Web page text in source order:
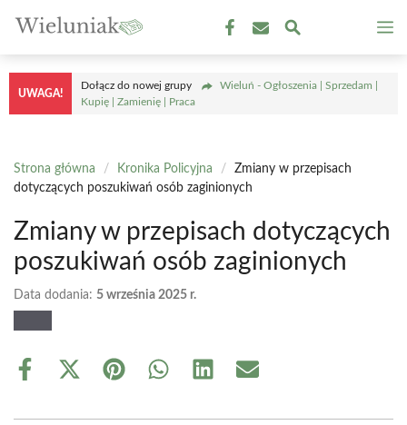
treści
UWAGA!
Dołącz do nowej grupy
Wieluń - Ogłoszenia | Sprzedam |
Kupię | Zamienię | Praca
Strona główna / Kronika Policyjna /
Zmiany w przepisach
dotyczących poszukiwań osób zaginionych
Zmiany w przepisach dotyczących
poszukiwań osób zaginionych
Data dodania: 5 września 2025 r.
Share
Share
(Twitter)
Share Share Share Share